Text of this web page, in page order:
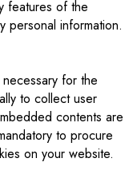
features of the
personal information.
for the
to collect user
contents are
to procure
on your website.